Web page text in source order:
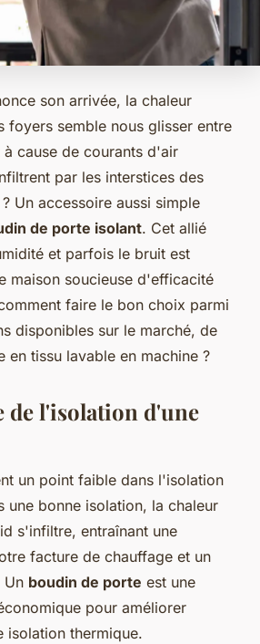
son arrivée, la chaleur
foyers semble nous glisser entre
cause de courants d'air
par les interstices des
Un accessoire aussi simple
de porte isolant. Cet allié
et parfois le bruit est
maison soucieuse d'efficacité
faire le bon choix parmi
disponibles sur le marché, de
en tissu lavable en machine ?
de l'isolation d'une
un point faible dans l'isolation
une bonne isolation, la chaleur
s'infiltre, entraînant une
facture de chauffage et un
Un boudin de porte est une
pour améliorer
thermique.